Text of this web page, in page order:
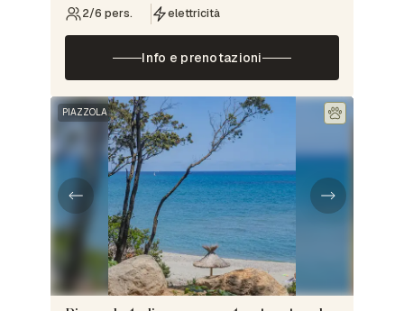
2/6 pers. elettricità
Info e prenotazioni
PIAZZOLA